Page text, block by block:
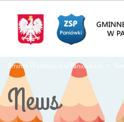
Gminne Przedszkole w Paniówkach
News